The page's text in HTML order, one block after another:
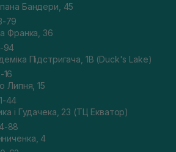
Бандери, 45
79
Франка, 36
94
Підстригача, 1В (Duck's Lake)
16
Липня, 15
44
і Гудачека, 23 (ТЦ Екватор)
88
4